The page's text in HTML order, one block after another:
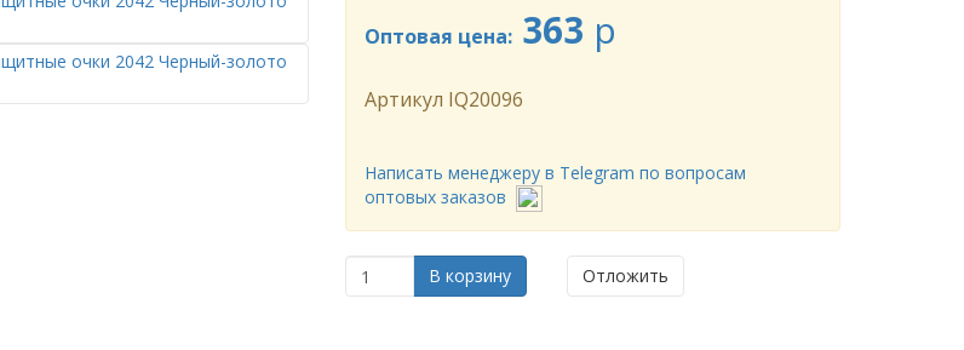
Оптовая цена: 363 p
Артикул IQ20096
Написать менеджеру в Telegram по вопросам
оптовых заказов
В корзину Отложить